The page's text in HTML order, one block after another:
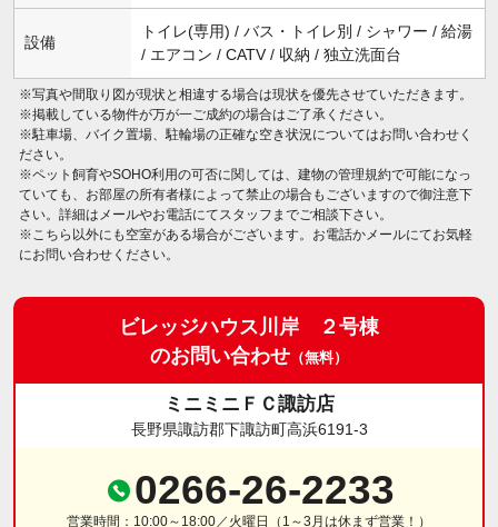
設備
トイレ(専用) / バス・トイレ別 / シャワー / 給湯
/ エアコン / CATV / 収納 / 独立洗面台
※写真や間取り図が現状と相違する場合は現状を優先させていただきます。
※掲載している物件が万が一ご成約の場合はご了承ください。
※駐車場、バイク置場、駐輪場の正確な空き状況についてはお問い合わせく
ださい。
※ペット飼育やSOHO利用の可否に関しては、建物の管理規約で可能になっ
ていても、お部屋の所有者様によって禁止の場合もございますので御注意下
さい。詳細はメールやお電話にてスタッフまでご相談下さい。
※こちら以外にも空室がある場合がございます。お電話かメールにてお気軽
にお問い合わせください。
ビレッジハウス川岸 ２号棟
のお問い合わせ （無料）
ミニミニＦＣ諏訪店
長野県諏訪郡下諏訪町高浜6191-3
0266-26-2233
営業時間：10:00～18:00／火曜日（1～3月は休まず営業！）